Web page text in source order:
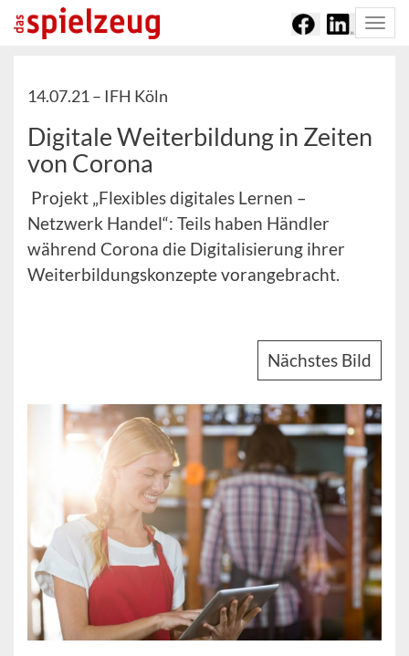
14.07.21 – IFH Köln
Digitale Weiterbildung in Zeiten
von Corona
Projekt „Flexibles digitales Lernen –
Netzwerk Handel“: Teils haben Händler
während Corona die Digitalisierung ihrer
Weiterbildungskonzepte vorangebracht.
Nächstes Bild